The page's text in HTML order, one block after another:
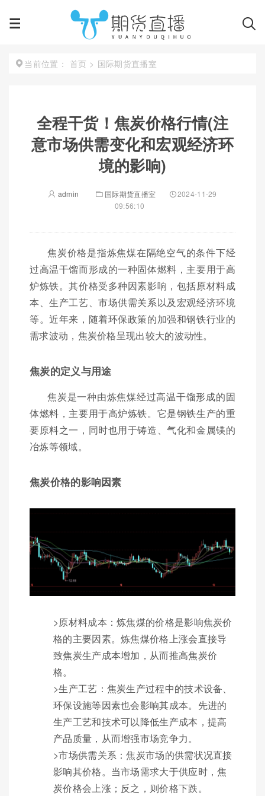
当前位置： 首页 > 国际期货直播室
全程干货！焦炭价格行情(注
意市场供需变化和宏观经济环
境的影响)
admin 国际期货直播室
2024-11-29
09:56:10
焦炭价格是指炼焦煤在隔绝空气的条件下经
过高温干馏而形成的一种固体燃料，主要用于高
炉炼铁。其价格受多种因素影响，包括原材料成
本、生产工艺、市场供需关系以及宏观经济环境
等。近年来，随着环保政策的加强和钢铁行业的
需求波动，焦炭价格呈现出较大的波动性。
焦炭的定义与用途
焦炭是一种由炼焦煤经过高温干馏形成的固
体燃料，主要用于高炉炼铁。它是钢铁生产的重
要原料之一，同时也用于铸造、气化和金属镁的
冶炼等领域。
焦炭价格的影响因素
>原材料成本：炼焦煤的价格是影响焦炭价
格的主要因素。炼焦煤价格上涨会直接导
致焦炭生产成本增加，从而推高焦炭价
格。
>生产工艺：焦炭生产过程中的技术设备、
环保设施等因素也会影响其成本。先进的
生产工艺和技术可以降低生产成本，提高
产品质量，从而增强市场竞争力。
>市场供需关系：焦炭市场的供需状况直接
影响其价格。当市场需求大于供应时，焦
炭价格会上涨；反之，则价格下跌。